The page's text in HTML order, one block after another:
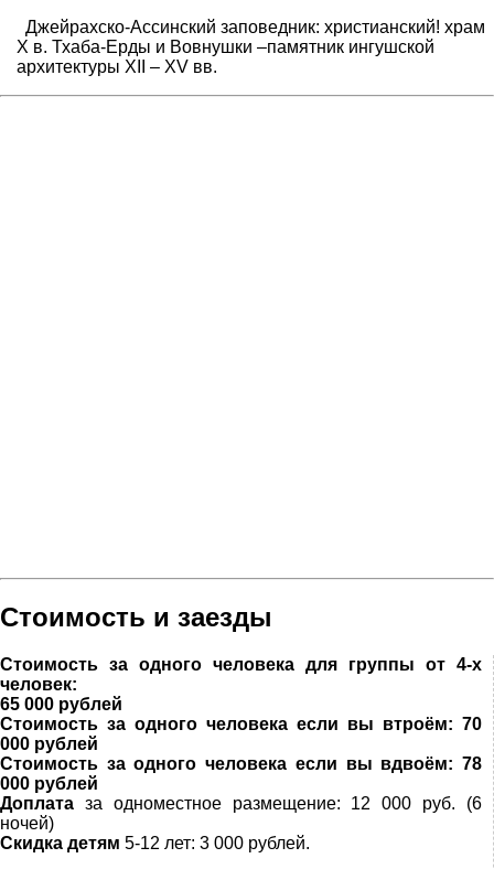
Джейрахско-Ассинский заповедник: христианский! храм
Х в. Тхаба-Ерды и Вовнушки –памятник ингушской
архитектуры XII – XV вв.
Стоимость и заезды
Стоимость за одного человека для группы от 4-х
человек:
65 000 рублей
Стоимость за одного человека если вы втроём: 70
000 рублей
Стоимость за одного человека если вы вдвоём: 78
000 рублей
Доплата за одноместное размещение: 12 000 руб. (6
ночей)
Скидка детям 5-12 лет: 3 000 рублей.